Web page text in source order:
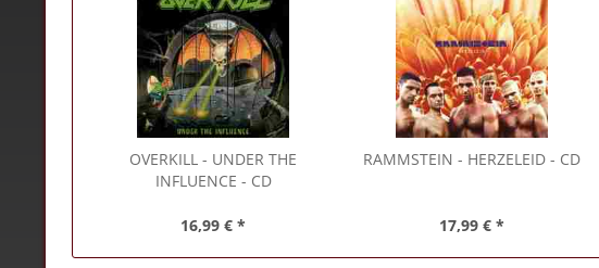
OVERKILL - UNDER THE
INFLUENCE - CD
16,99 € *
RAMMSTEIN - HERZELEID - CD
17,99 € *